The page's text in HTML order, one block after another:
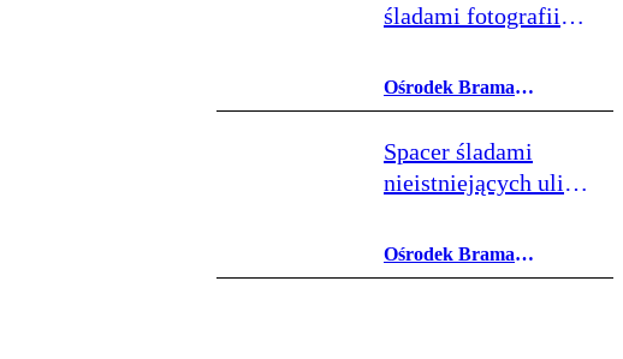
śladami fotografii
Ośrodek Brama
Grodzka - Teatr NN
Spacer śladami
nieistniejących ulic
Ośrodek Brama
Grodzka - Teatr NN